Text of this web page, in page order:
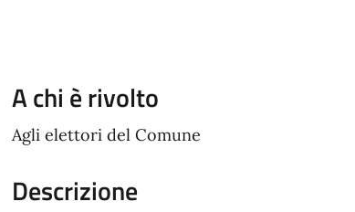
A chi è rivolto
Agli elettori del Comune
Descrizione